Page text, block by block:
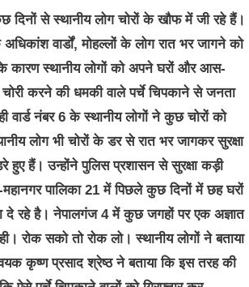
दिनों से स्थानीय लोग चोरों के खौफ में जी रहे हैं।
वार्डों, मोहल्लों के लोग रात भर जागने को
कारण स्थानीय लोगों को अपने घरों और आस-
करने की धमकी वाले पर्चे चिपकाने से जनता
वार्ड नंबर 6 के स्थानीय लोगों ने कुछ चोरों को
लोग भी चोरों के डर से रात भर जागकर सुरक्षा
हुए हैं। उन्होंने पुलिस प्रशासन से सुरक्षा कड़ी
पालिका 21 में पिछले कुछ दिनों में छह घरों
दे रहे है। नेपालगंज 4 में कुछ जगहों पर एक अज्ञात
रोक सको तो रोक लो। स्थानीय लोगों ने बताया
कृष्ण प्रसाद श्रेष्ठ ने बताया कि इस तरह की